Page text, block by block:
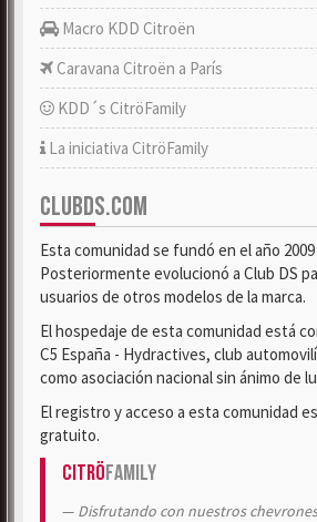
Macro KDD Citroën
Caravana Citroën a París
KDD´s CitröFamily
La iniciativa CitröFamily
CLUBDS.COM
Esta comunidad se fundó en el año 2009
Posteriormente evolucionó a Club DS
usuarios de otros modelos de la marca.
El hospedaje de esta comunidad está
C5 España - Hydractives, club
como asociación nacional sin ánimo de
El registro y acceso a esta comunidad
gratuito.
CitröFamily
Disfrutando con nuestros